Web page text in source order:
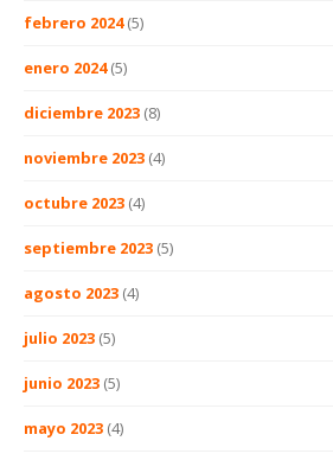
febrero 2024(5)
enero 2024(5)
diciembre 2023 (8)
noviembre 2023 (4)
octubre 2023 (4)
septiembre 2023 (5)
agosto 2023 (4)
julio 2023 (5)
junio 2023 (5)
mayo 2023 (4)